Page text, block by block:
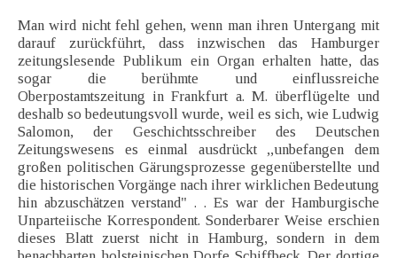
Man wird nicht fehl gehen, wenn man ihren Untergang mit
darauf zurückführt, dass inzwischen das Hamburger
zeitungslesende Publikum ein Organ erhalten hatte, das
sogar die berühmte und einflussreiche
Oberpostamtszeitung in Frankfurt a. M. überflügelte und
deshalb so bedeutungsvoll wurde, weil es sich, wie Ludwig
Salomon, der Geschichtsschreiber des Deutschen
Zeitungswesens es einmal ausdrückt ,,unbefangen dem
großen politischen Gärungsprozesse gegenüberstellte und
die historischen Vorgänge nach ihrer wirklichen Bedeutung
hin abzuschätzen verstand" . . Es war der Hamburgische
Unparteiische Korrespondent. Sonderbarer Weise erschien
dieses Blatt zuerst nicht in Hamburg, sondern in dem